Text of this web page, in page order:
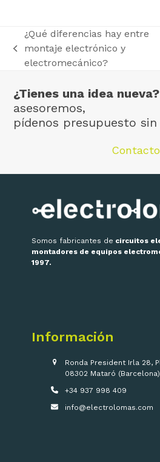
previous
post:
¿Qué diferencias hay entre
montaje electrónico y
electromecánico?
¿Tienes una idea nueva?
asesoremos,
pídenos presupuesto
Contacto
Somos fabricantes de circuitos
montadores de equipos
1997.
Información
Ronda President Irla 28,
08302 Mataró (Barcelona)
+34 937 998 409
info@electrolomas.com